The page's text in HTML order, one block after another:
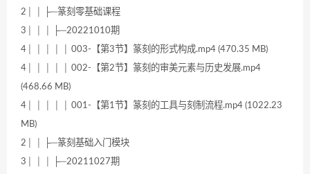
2│ │ ├─篆刻零基础课程
3│ │ │ ├─20221010期
4│ │ │ │ │ 003-【第3节】篆刻的形式构成.mp4 (470.35 MB)
4│ │ │ │ │ 002-【第2节】篆刻的审美元素与历史发展.mp4
(468.66 MB)
4│ │ │ │ │ 001-【第1节】篆刻的工具与刻制流程.mp4 (1022.23
MB)
2│ │ ├─篆刻基础入门模块
3│ │ │ ├─20211027期